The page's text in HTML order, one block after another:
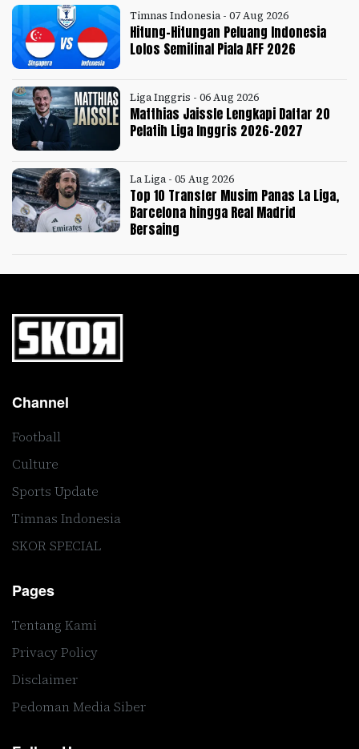
Timnas Indonesia - 07 Aug 2026
Hitung-Hitungan Peluang Indonesia
Lolos Semifinal Piala AFF 2026
Liga Inggris - 06 Aug 2026
Matthias Jaissle Lengkapi Daftar 20
Pelatih Liga Inggris 2026-2027
La Liga - 05 Aug 2026
Top 10 Transfer Musim Panas La Liga,
Barcelona hingga Real Madrid
Bersaing
Channel
Football
Culture
Sports Update
Timnas Indonesia
SKOR SPECIAL
Pages
Tentang Kami
Privacy Policy
Disclaimer
Pedoman Media Siber